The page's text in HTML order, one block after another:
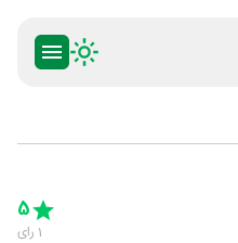
5 Stars
5
1 رای